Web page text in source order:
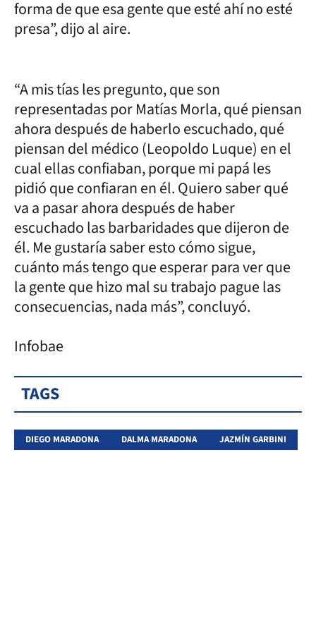
forma de que esa gente que esté ahí no esté
presa”, dijo al aire.
“A mis tías les pregunto, que son
representadas por Matías Morla, qué piensan
ahora después de haberlo escuchado, qué
piensan del médico (Leopoldo Luque) en el
cual ellas confiaban, porque mi papá les
pidió que confiaran en él. Quiero saber qué
va a pasar ahora después de haber
escuchado las barbaridades que dijeron de
él. Me gustaría saber esto cómo sigue,
cuánto más tengo que esperar para ver que
la gente que hizo mal su trabajo pague las
consecuencias, nada más”, concluyó.
Infobae
TAGS
DIEGO MARADONA DALMA MARADONA JAZMÍN GARBINI